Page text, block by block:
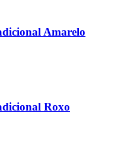
Amarelo
Roxo